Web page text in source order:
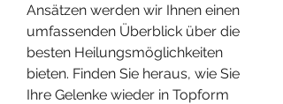
Ansätzen werden wir Ihnen einen
umfassenden Überblick über die
besten Heilungsmöglichkeiten
bieten. Finden Sie heraus, wie Sie
Ihre Gelenke wieder in Topform